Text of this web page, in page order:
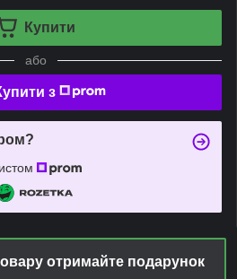
Купити
або
з
отримайте подарунок